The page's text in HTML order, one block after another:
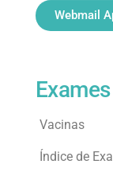
Exames
Vacinas
Índice de
Webmail